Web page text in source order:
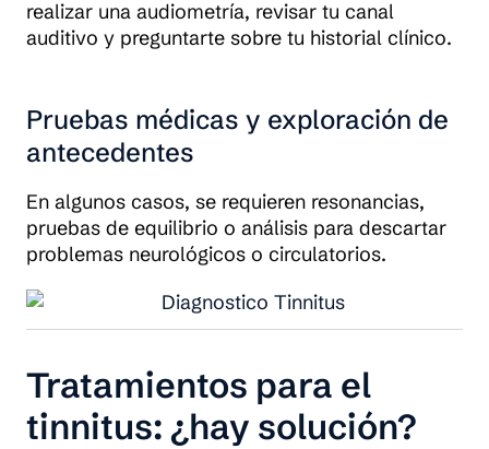
realizar una audiometría, revisar tu canal
auditivo y preguntarte sobre tu historial clínico.
Pruebas médicas y exploración de
antecedentes
En algunos casos, se requieren resonancias,
pruebas de equilibrio o análisis para descartar
problemas neurológicos o circulatorios.
Tratamientos para el
tinnitus: ¿hay solución?